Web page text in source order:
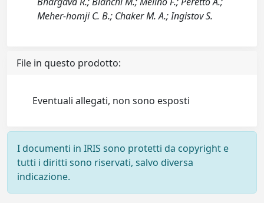
Meher-homji C. B.; Chaker M. A.; Ingistov S.
File in questo prodotto:
Eventuali allegati, non sono esposti
I documenti in IRIS sono protetti da copyright e
tutti i diritti sono riservati, salvo diversa
indicazione.